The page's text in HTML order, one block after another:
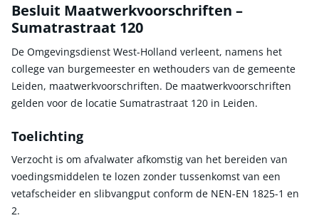
Besluit Maatwerkvoorschriften –
Sumatrastraat 120
De Omgevingsdienst West-Holland verleent, namens het
college van burgemeester en wethouders van de gemeente
Leiden, maatwerkvoorschriften. De maatwerkvoorschriften
gelden voor de locatie Sumatrastraat 120 in Leiden.
Toelichting
Verzocht is om afvalwater afkomstig van het bereiden van
voedingsmiddelen te lozen zonder tussenkomst van een
vetafscheider en slibvangput conform de NEN-EN 1825-1 en
2.